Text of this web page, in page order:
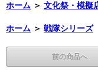
ホーム ＞ 文化祭・模擬
ホーム ＞ 戦隊シリーズ
前の商品へ